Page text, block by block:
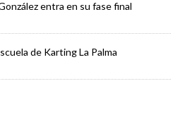
entra en su fase final
de Karting La Palma